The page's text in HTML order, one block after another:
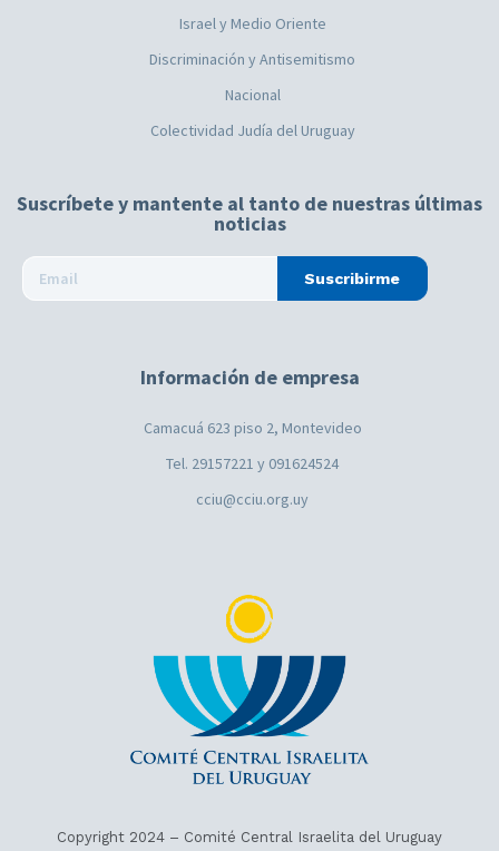
Israel y Medio Oriente
Discriminación y Antisemitismo
Nacional
Colectividad Judía del Uruguay
Suscríbete y mantente al tanto de nuestras últimas
noticias
Suscribirme
Información de empresa
Camacuá 623 piso 2, Montevideo
Tel. 29157221 y 091624524
cciu@cciu.org.uy
Copyright 2024 – Comité Central Israelita del Uruguay